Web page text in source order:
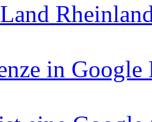
in Google